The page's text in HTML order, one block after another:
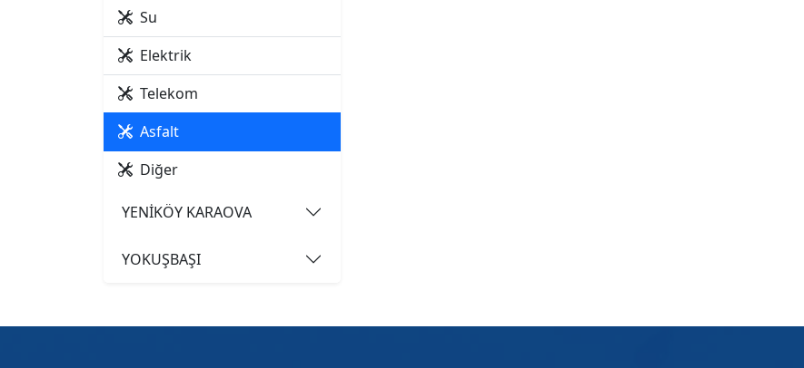
Su
Elektrik
Telekom
Asfalt
Diğer
YENİKÖY KARAOVA
YOKUŞBAŞI